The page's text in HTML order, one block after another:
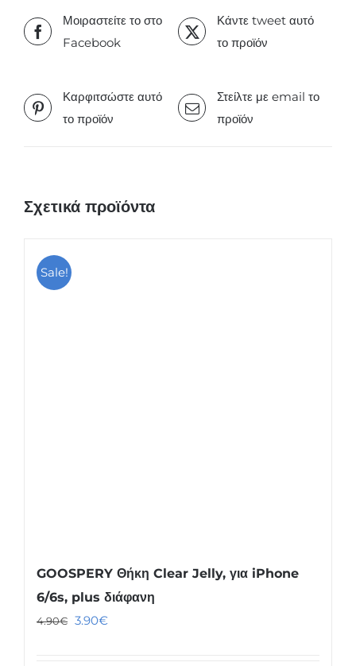
Μοιραστείτε το στο
Facebook
Κάντε tweet αυτό
το προϊόν
Καρφιτσώστε αυτό
το προϊόν
Στείλτε με email το
προϊόν
Σχετικά προϊόντα
Sale!
GOOSPERY Θήκη Clear Jelly, για iPhone
6/6s, plus διάφανη
4.90€ Original
3.90€Η